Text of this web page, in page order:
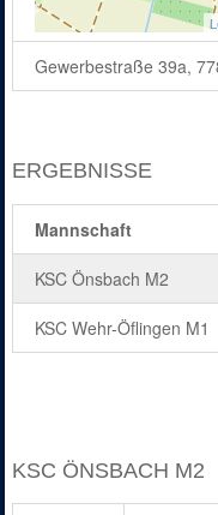
Gewerbestraße 39a,
ERGEBNISSE
Mannschaft
KSC Önsbach M2
KSC Wehr-Öflingen M1
KSC ÖNSBACH M2